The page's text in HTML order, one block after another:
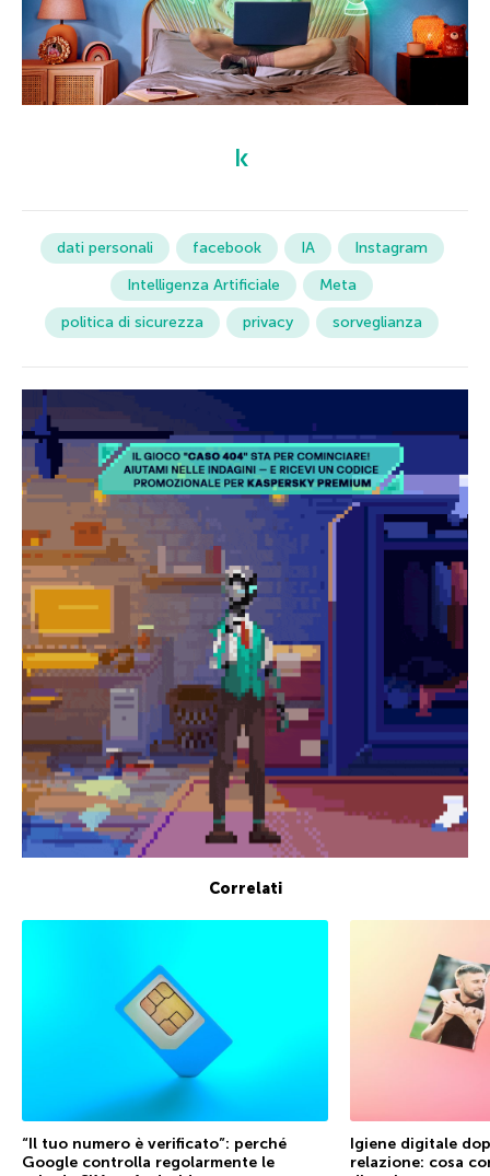
dati personali facebook IA
Instagram
Intelligenza Artificiale
Meta
politica di sicurezza
privacy sorveglianza
Correlati
“Il tuo numero è verificato”: perché
Google controlla regolarmente le
Igiene digitale
relazione: cosa